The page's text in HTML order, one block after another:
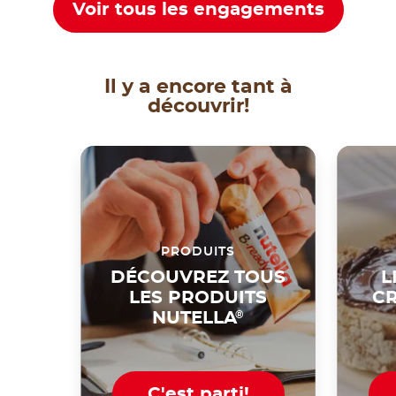
Voir tous les engagements
Il y a encore tant à
découvrir!
PRODUITS
DÉCOUVREZ TOUS
LES PRODUITS
NUTELLA®